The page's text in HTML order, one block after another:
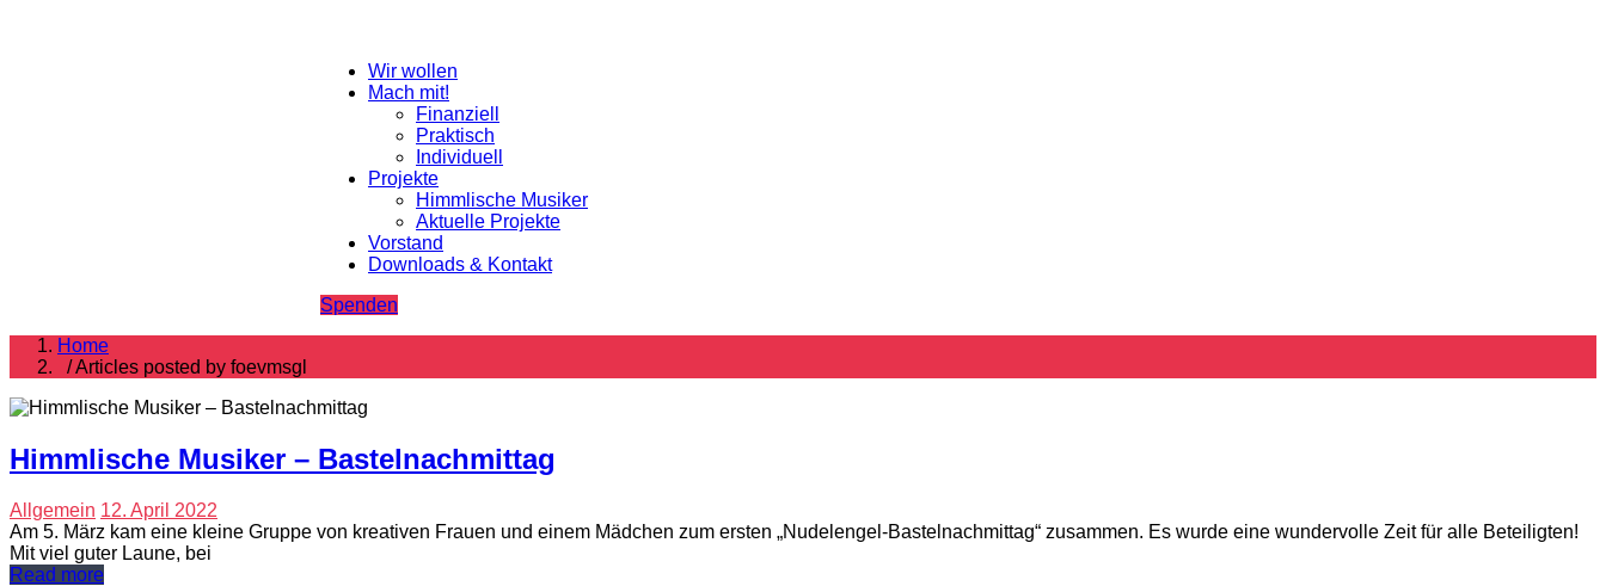
Wir wollen
Mach mit!
Finanziell
Praktisch
Individuell
Projekte
Himmlische Musiker
Aktuelle Projekte
Vorstand
Downloads & Kontakt
Spenden
Home
/ Articles posted by foevmsgl
Himmlische Musiker – Bastelnachmittag
Allgemein 12. April 2022
Am 5. März kam eine kleine Gruppe von kreativen Frauen und einem Mädchen zum ersten „Nudelengel-Bastelnachmittag“ zusammen. Es wurde eine wundervolle Zeit für alle Beteiligten!
Mit viel guter Laune, bei
Read more